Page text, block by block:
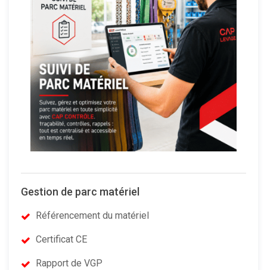
Gestion de parc matériel
Référencement du matériel
Certificat CE
Rapport de VGP